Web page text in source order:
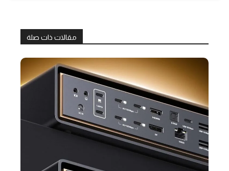
مقالات ذات صلة